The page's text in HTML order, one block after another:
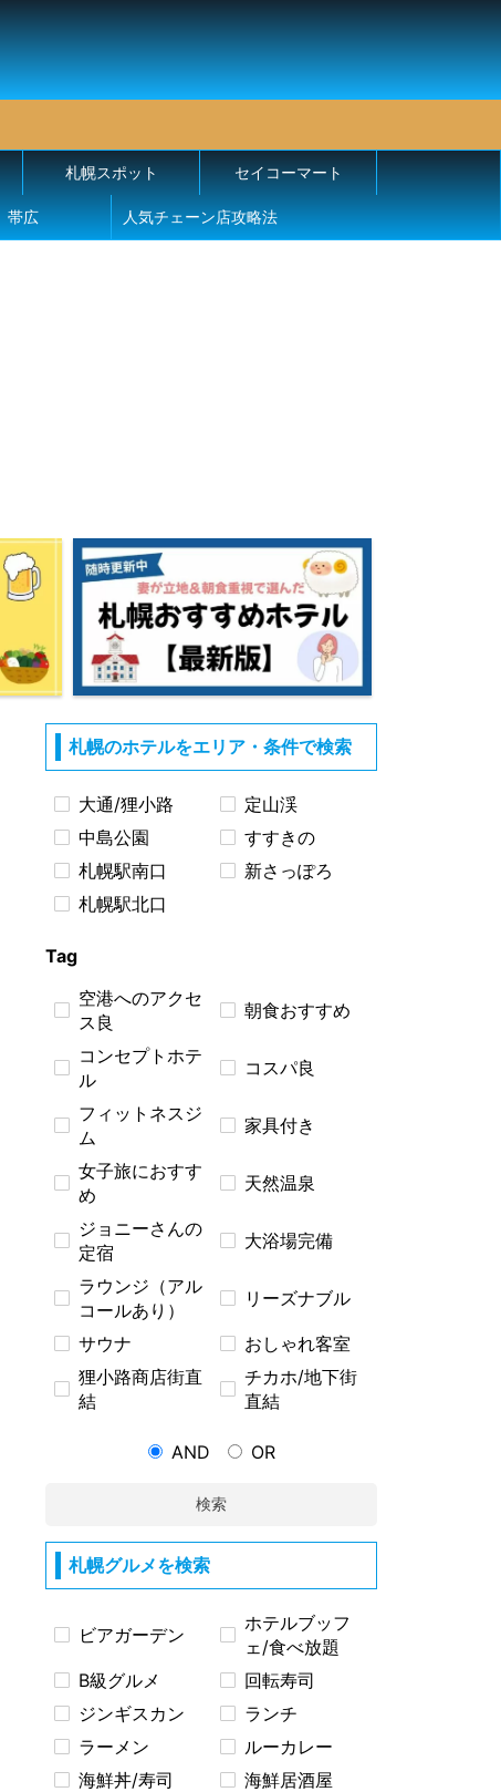
札幌スポット セイコーマート
帯広 人気チェーン店攻略法
札幌のホテルをエリア・条件で検索
大通/狸小路
定山渓
中島公園
すすきの
札幌駅南口
新さっぽろ
札幌駅北口
Tag
空港へのアクセ
ス良
朝食おすすめ
コンセプトホテ
ル
コスパ良
フィットネスジ
ム
家具付き
女子旅におすす
め
天然温泉
ジョニーさんの
定宿
大浴場完備
ラウンジ（アル
コールあり）
リーズナブル
サウナ
おしゃれ客室
狸小路商店街直
結
チカホ/地下街
直結
AND OR
検索
札幌グルメを検索
ビアガーデン
ホテルブッフ
ェ/食べ放題
B級グルメ
回転寿司
ジンギスカン
ランチ
ラーメン
ルーカレー
海鮮丼/寿司
海鮮居酒屋